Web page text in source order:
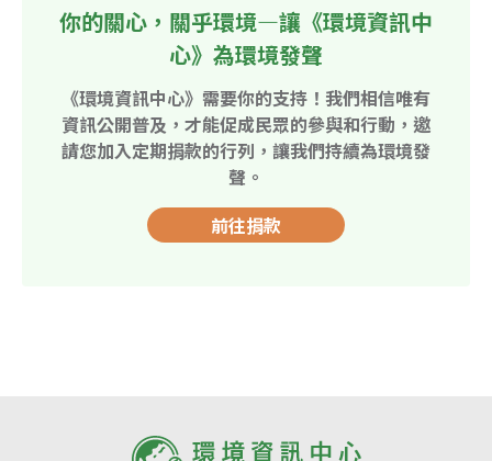
你的關心，關乎環境—讓《環境資訊中
心》為環境發聲
《環境資訊中心》需要你的支持！我們相信唯有
資訊公開普及，才能促成民眾的參與和行動，邀
請您加入定期捐款的行列，讓我們持續為環境發
聲。
前往捐款